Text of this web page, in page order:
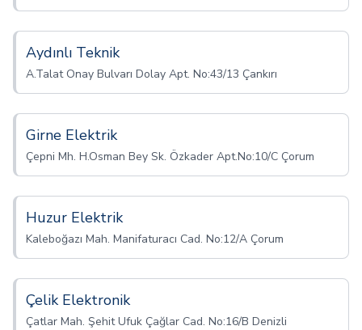
Aydınlı Teknik
A.Talat Onay Bulvarı Dolay Apt. No:43/13 Çankırı
Girne Elektrik
Çepni Mh. H.Osman Bey Sk. Özkader Apt.No:10/C Çorum
Huzur Elektrik
Kaleboğazı Mah. Manifaturacı Cad. No:12/A Çorum
Çelik Elektronik
Çatlar Mah. Şehit Ufuk Çağlar Cad. No:16/B Denizli